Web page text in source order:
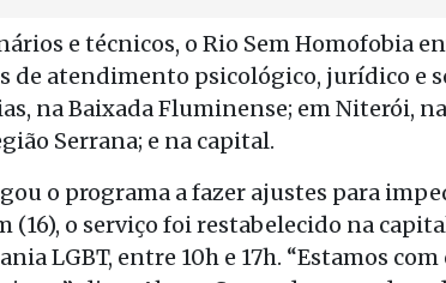
e técnicos, o Rio Sem Homofobia
de atendimento psicológico, jurídico e
na Baixada Fluminense; em Niterói,
Serrana; e na capital.
o programa a fazer ajustes para
o serviço foi restabelecido na
LGBT, entre 10h e 17h. “Estamos